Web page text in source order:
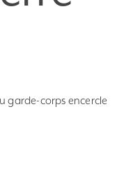
garde-corps encercle